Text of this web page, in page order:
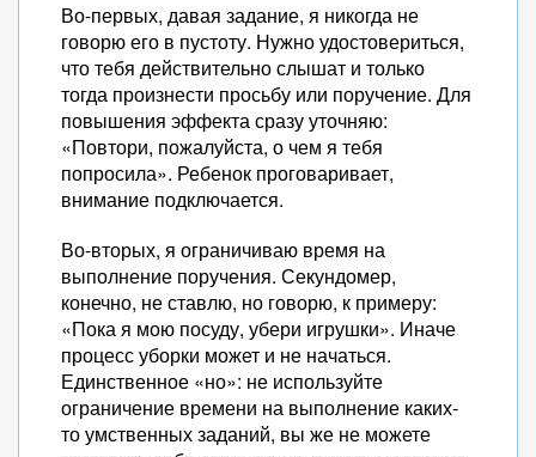
Во-первых, давая задание, я никогда не
говорю его в пустоту. Нужно удостовериться,
что тебя действительно слышат и только
тогда произнести просьбу или поручение. Для
повышения эффекта сразу уточняю:
«Повтори, пожалуйста, о чем я тебя
попросила». Ребенок проговаривает,
внимание подключается.
Во-вторых, я ограничиваю время на
выполнение поручения. Секундомер,
конечно, не ставлю, но говорю, к примеру:
«Пока я мою посуду, убери игрушки». Иначе
процесс уборки может и не начаться.
Единственное «но»: не используйте
ограничение времени на выполнение каких-
то умственных заданий, вы же не можете